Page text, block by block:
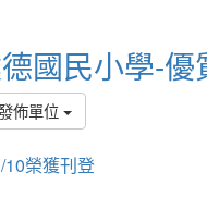
國民小學-優
佈單位
榮獲刊登